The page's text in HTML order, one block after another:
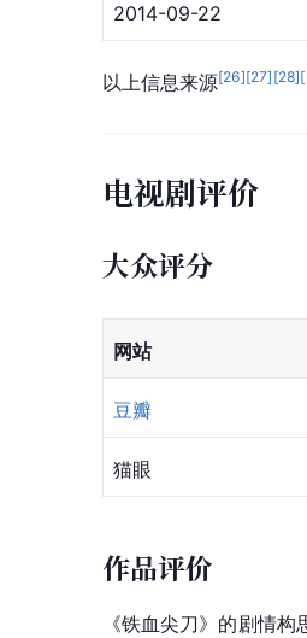
2014-09-22
以上信息来源[26][27] [28][
电视剧评价
大众评分
网站
豆瓣
猫眼
作品评价
《铁血尖刀》的剧情